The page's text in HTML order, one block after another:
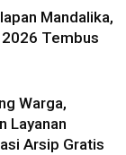
Mandalika,
Tembus
Warga,
Layanan
Arsip Gratis